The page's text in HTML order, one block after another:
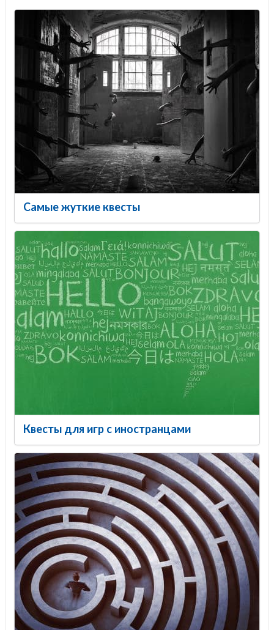
Самые жуткие квесты
Квесты для игр с иностранцами